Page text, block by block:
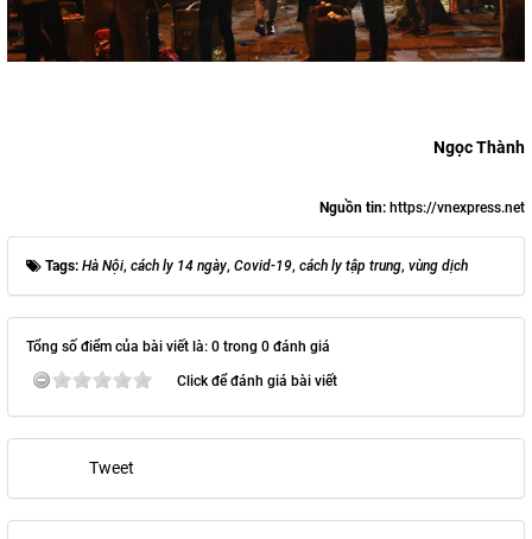
Ngọc Thành
Nguồn tin: https://vnexpress.net
Tags: Hà Nội, cách ly 14 ngày, Covid-19, cách ly tập trung, vùng dịch
Tổng số điểm của bài viết là: 0 trong 0 đánh giá
Click để đánh giá bài viết
Tweet